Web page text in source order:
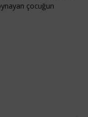
çocuğun